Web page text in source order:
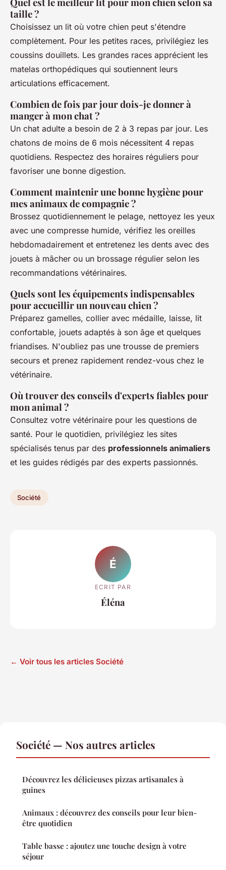
taille ?
Choisissez un lit où votre chien peut s'étendre
complètement. Pour les petites races, privilégiez les
coussins douillets. Les grandes races apprécient les
matelas orthopédiques qui soutiennent leurs
articulations efficacement.
Combien de fois par jour dois-je donner à
manger à mon chat ?
Un chat adulte a besoin de 2 à 3 repas par jour. Les
chatons de moins de 6 mois nécessitent 4 repas
quotidiens. Respectez des horaires réguliers pour
favoriser une bonne digestion.
Comment maintenir une bonne hygiène pour
mes animaux de compagnie ?
Brossez quotidiennement le pelage, nettoyez les yeux
avec une compresse humide, vérifiez les oreilles
hebdomadairement et entretenez les dents avec des
jouets à mâcher ou un brossage régulier selon les
recommandations vétérinaires.
Quels sont les équipements indispensables
pour accueillir un nouveau chien ?
Préparez gamelles, collier avec médaille, laisse, lit
confortable, jouets adaptés à son âge et quelques
friandises. N'oubliez pas une trousse de premiers
secours et prenez rapidement rendez-vous chez le
vétérinaire.
Où trouver des conseils d'experts fiables pour
mon animal ?
Consultez votre vétérinaire pour les questions de
santé. Pour le quotidien, privilégiez les sites
spécialisés tenus par des professionnels animaliers
et les guides rédigés par des experts passionnés.
Société
É
ECRIT PAR
Éléna
← Voir tous les articles Société
Société — Nos autres articles
Découvrez les délicieuses pizzas artisanales à
guines
Animaux : découvrez des conseils pour leur bien-
être quotidien
Table basse : ajoutez une touche design à votre
séjour